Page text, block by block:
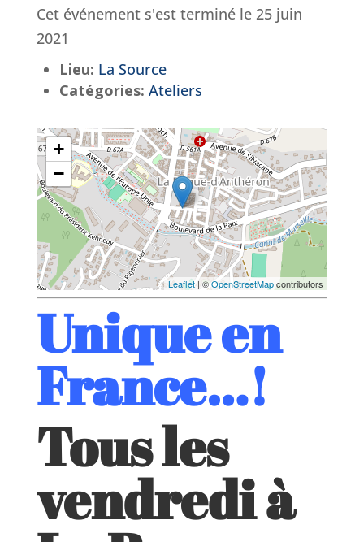
Cet événement s'est terminé le 25 juin
2021
Lieu: La Source
Catégories: Ateliers
+
−
Leaflet| ©OpenStreetMapcontributors
Unique en
France…!
Tous les
vendredi à